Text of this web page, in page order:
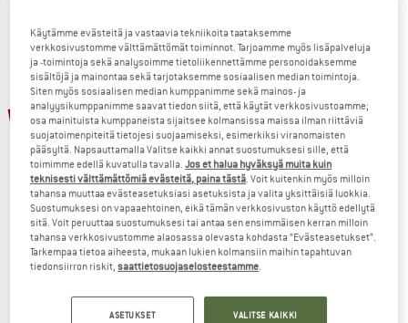
phase
NOW UP TO 50% OFF
TO THE SALE
jopa 25%
CMP
Women's Rigel Mid Trekking Shoes Waterproof
74,96 €
jopa 25%
LOWA
Women's Innovo GTX Mid
199,95 €
Käytämme evästeitä ja vastaavia tekniikoita taataksemme
verkkosivustomme välttämättömät toiminnot. Tarjoamme myös lisäpalveluja
ja -toimintoja sekä analysoimme tietoliikennettämme personoidaksemme
sisältöjä ja mainontaa sekä tarjotaksemme sosiaalisen median toimintoja.
Siten myös sosiaalisen median kumppanimme sekä mainos- ja
analyysikumppanimme saavat tiedon siitä, että käytät verkkosivustoamme;
osa mainituista kumppaneista sijaitsee kolmansissa maissa ilman riittäviä
suojatoimenpiteitä tietojesi suojaamiseksi, esimerkiksi viranomaisten
pääsyltä. Napsauttamalla Valitse kaikki annat suostumuksesi sille, että
toimimme edellä kuvatulla tavalla.Jos et halua hyväksyä muita kuin
teknisesti välttämättömiä evästeitä, paina tästä. Voit kuitenkin myös milloin
tahansa muuttaa evästeasetuksiasi asetuksista ja valita yksittäisiä luokkia.
Suostumuksesi on vapaaehtoinen, eikä tämän verkkosivuston käyttö edellytä
sitä. Voit peruuttaa suostumuksesi tai antaa sen ensimmäisen kerran milloin
tahansa verkkosivustomme alaosassa olevasta kohdasta ”Evästeasetukset”.
Tarkempaa tietoa aiheesta, mukaan lukien kolmansiin maihin tapahtuvan
tiedonsiirron riskit,saattietosuojaselosteestamme.
ASETUKSET VALITSE KAIKKI